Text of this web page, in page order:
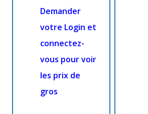
Demander
votre Login et
connectez-
vous pour voir
les prix de
gros